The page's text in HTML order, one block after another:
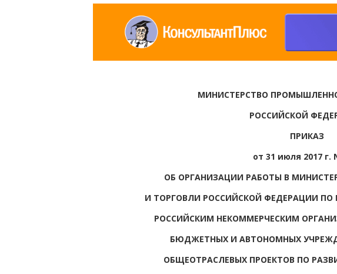
МИНИСТЕРСТВО
РОССИЙСКОЙ
ПРИКАЗ
от 31 июля 2017 г.
ОБ ОРГАНИЗАЦИИ РАБОТЫ В
И ТОРГОВЛИ РОССИЙСКОЙ ФЕДЕРАЦИИ
РОССИЙСКИМ НЕКОММЕРЧЕСКИМ
БЮДЖЕТНЫХ И АВТОНОМНЫХ
ОБЩЕОТРАСЛЕВЫХ ПРОЕКТОВ ПО